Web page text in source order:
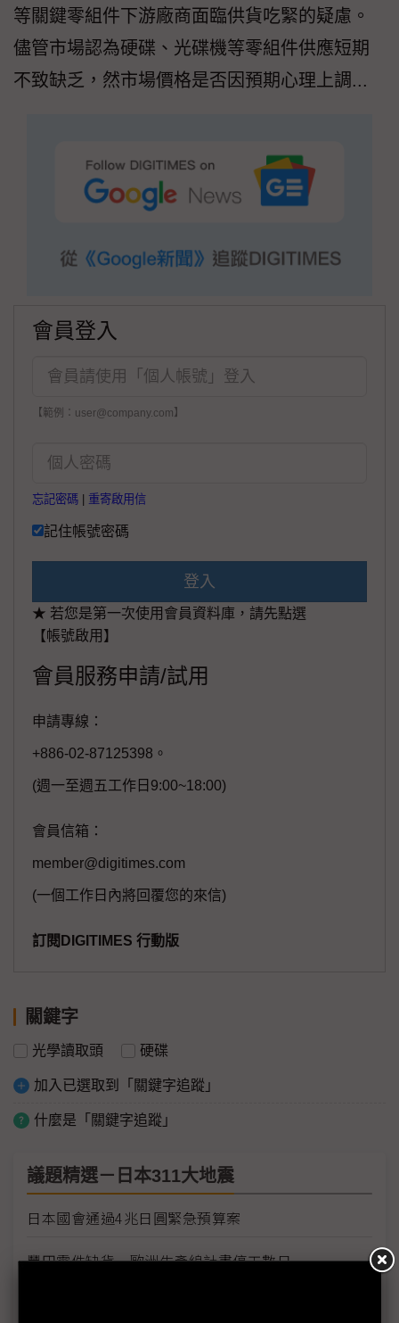
等關鍵零組件下游廠商面臨供貨吃緊的疑慮。
儘管市場認為硬碟、光碟機等零組件供應短期
不致缺乏，然市場價格是否因預期心理上調...
會員登入
【範例：user@company.com】
忘記密碼 重寄啟用信
記住帳號密碼
登入
★ 若您是第一次使用會員資料庫，請先點選
【帳號啟用】
會員服務申請/試用
申請專線：
+886-02-87125398。
(週一至週五工作日9:00~18:00)
會員信箱：
member@digitimes.com
(一個工作日內將回覆您的來信)
訂閱DIGITIMES 行動版
關鍵字
光學讀取頭 硬碟
加入已選取到「關鍵字追蹤」
什麼是「關鍵字追蹤」
議題精選－日本311大地震
日本國會通過4兆日圓緊急預算案
豐田零件缺貨 歐洲生產線計畫停工數日